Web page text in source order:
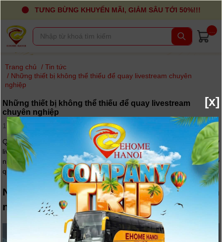
TƯNG BỪNG KHUYẾN MÃI, GIẢM SÂU TỚI 50%!!!
Trang chủ / Tin tức
/ Những thiết bị không thể thiếu để quay livestream chuyên
nghiệp
Những thiết bị không thể thiếu để quay livestream
chuyên nghiệp
17-11-2018, 8:57 am - Lượt xem: 8756
Quay phim thông thường, hay quay video không hề giống với quay
livestream bởi khâu setup thiết bị rất quan trọng. Và bạn cần phải có
những thiết bị cần thiết để thực hiện livestream chuyên nghiệp. Vậy
quay livestream cần những thiết bị gì? Hãy cùng Digi4u tìm hiểu nhé.
Những thiết bị để quay livestream chuyên
nghiệp
[x]